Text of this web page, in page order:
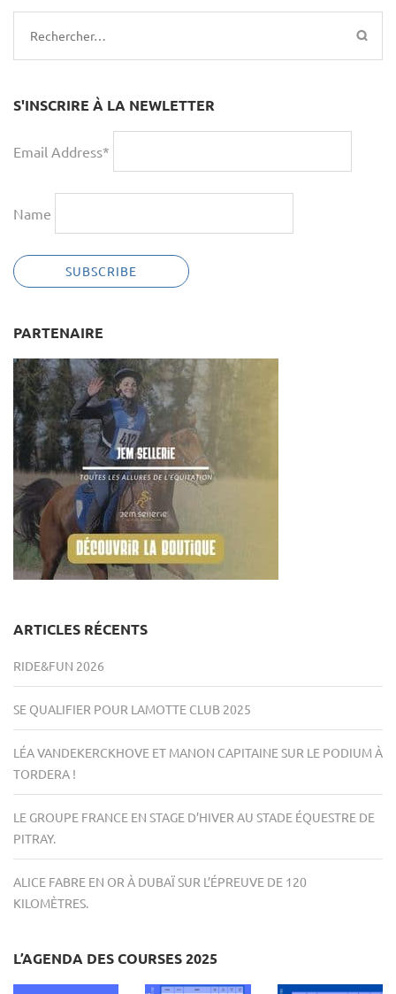
Rechercher :
S'INSCRIRE À LA NEWLETTER
Email Address*
Name
PARTENAIRE
ARTICLES RÉCENTS
RIDE&FUN 2026
SE QUALIFIER POUR LAMOTTE CLUB 2025
LÉA VANDEKERCKHOVE ET MANON CAPITAINE SUR LE PODIUM À
TORDERA !
LE GROUPE FRANCE EN STAGE D’HIVER AU STADE ÉQUESTRE DE
PITRAY.
ALICE FABRE EN OR À DUBAÏ SUR L’ÉPREUVE DE 120
KILOMÈTRES.
L’AGENDA DES COURSES 2025